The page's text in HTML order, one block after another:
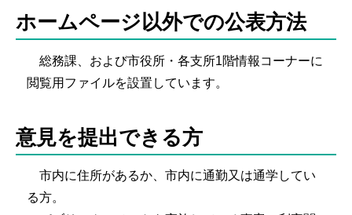
ホームページ以外での公表方法
総務課、および市役所・各支所1階情報コーナーに
閲覧用ファイルを設置しています。
意見を提出できる方
市内に住所があるか、市内に通勤又は通学してい
る方。